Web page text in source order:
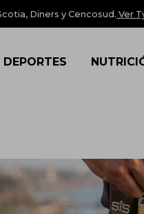
Diners y Cencosud. Ver
DEPORTES